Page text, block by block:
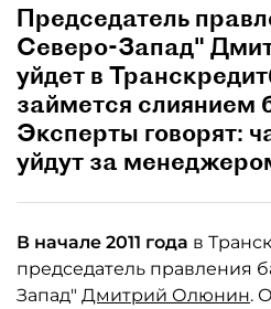
Председатель
Северо-Запад"
уйдет в
займется слиянием
Эксперты говорят:
уйдут за
В начале 2011 года в
председатель правления
Запад" Дмитрий Олюнин.